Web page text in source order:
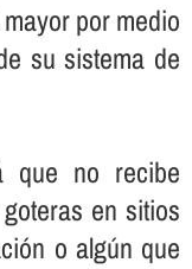
por medio
su sistema de
que no recibe
en sitios
o algún que